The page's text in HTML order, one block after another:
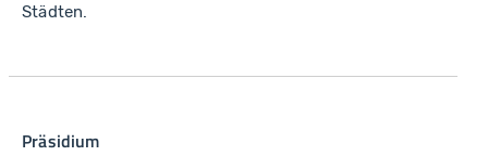
Städten.
Präsidium